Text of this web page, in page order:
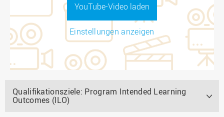
YouTube-Video laden
Einstellungen anzeigen
Qualifikationsziele: Program Intended Learning
Outcomes (ILO)